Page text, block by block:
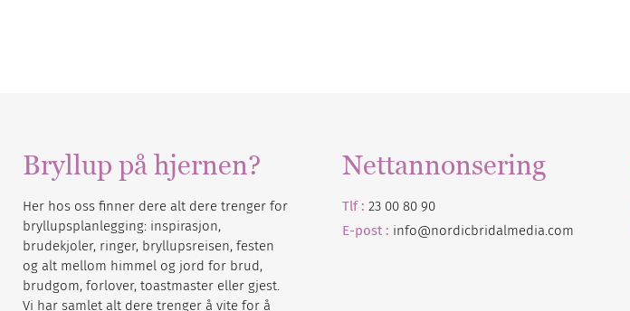
Bryllup på hjernen?
Her hos oss finner dere alt dere trenger for
bryllupsplanlegging: inspirasjon,
brudekjoler, ringer, bryllupsreisen, festen
og alt mellom himmel og jord for brud,
brudgom, forlover, toastmaster eller gjest.
Vi har samlet alt dere trenger å vite for å
Nettannonsering
Tlf : 23 00 80 90
E-post : info@nordicbridalmedia.com